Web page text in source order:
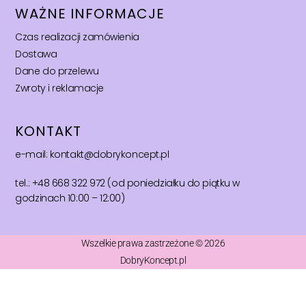
WAŻNE INFORMACJE
Czas realizacji zamówienia
Dostawa
Dane do przelewu
Zwroty i reklamacje
KONTAKT
e-mail: kontakt@dobrykoncept.pl
tel.: +48 668 322 972 (od poniedziałku do piątku w
godzinach 10:00 – 12:00)
Wszelkie prawa zastrzeżone © 2026
DobryKoncept.pl